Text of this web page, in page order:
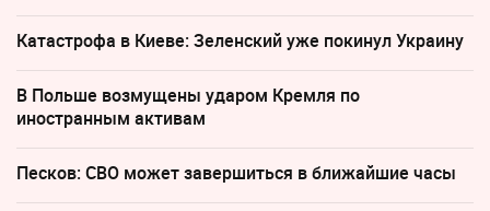
Катастрофа в Киеве: Зеленский уже покинул Украину
В Польше возмущены ударом Кремля по
иностранным активам
Песков: СВО может завершиться в ближайшие часы